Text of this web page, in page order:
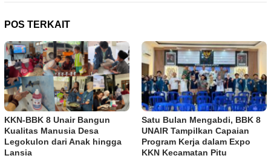
POS TERKAIT
KKN-BBK 8 Unair Bangun
Kualitas Manusia Desa
Legokulon dari Anak hingga
Lansia
Satu Bulan Mengabdi, BBK 8
UNAIR Tampilkan Capaian
Program Kerja dalam Expo
KKN Kecamatan Pitu